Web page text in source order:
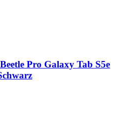
Pro Galaxy Tab S5e